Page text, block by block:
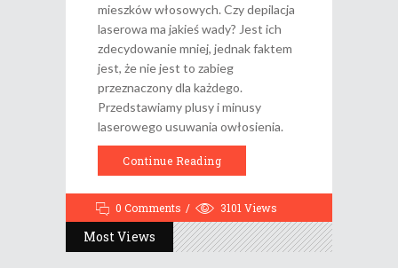
mieszków włosowych. Czy depilacja
laserowa ma jakieś wady? Jest ich
zdecydowanie mniej, jednak faktem
jest, że nie jest to zabieg
przeznaczony dla każdego.
Przedstawiamy plusy i minusy
laserowego usuwania owłosienia.
Continue Reading
0 Comments 3101 Views
Most Views